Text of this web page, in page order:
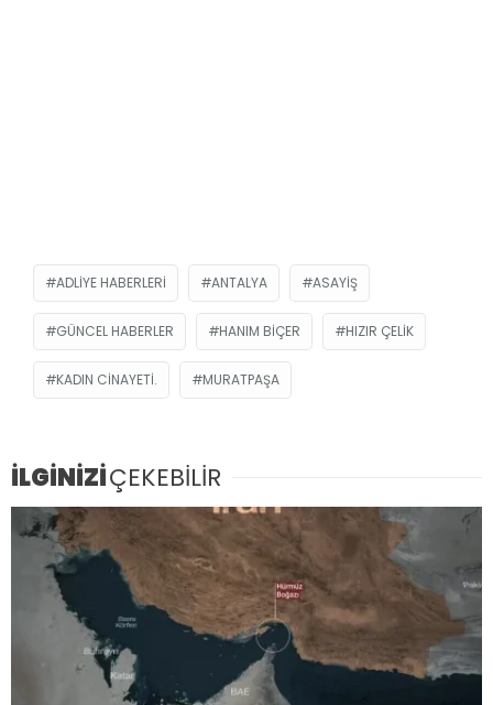
ADLIYE HABERLERI ANTALYA ASAYIŞ
GÜNCEL HABERLER HANIM BIÇER HIZIR ÇELIK
KADIN CINAYETI. MURATPAŞA
İLGİNİZİÇEKEBİLİR